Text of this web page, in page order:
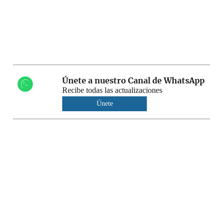
Únete a nuestro Canal de WhatsApp
Recibe todas las actualizaciones
Únete